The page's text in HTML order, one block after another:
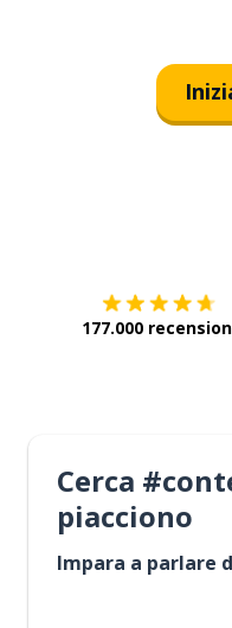
177.000
Cerca
piacciono
Impara a parlare